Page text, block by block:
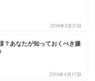
2018年3月21日
？あなたが知っておくべき嫌
2018年4月17日